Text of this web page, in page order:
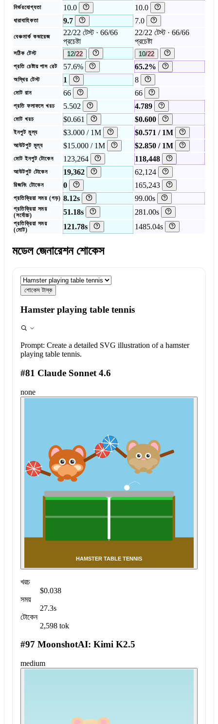
নির্ভরযোগ্যতা 10.0 10.0
ধারাবাহিকতা 9.7 7.0
বেঞ্চমার্ক কভারেজ
22/22 টেস্ট · 66/66
প্রচেষ্টা
22/22 টেস্ট · 66/66
প্রচেষ্টা
সঠিক টেস্ট 12/22 10/22
প্রতি চেষ্টায় পাস রেট 57.6% 65.2%
অস্থির টেস্ট 1 8
মোট রান 66 66
প্রতি ফলাফলে খরচ 5.502 4.789
মোট খরচ $0.661 $0.600
ইনপুট মূল্য $3.000 / 1M $0.571 / 1M
আউটপুট মূল্য $15.000 / 1M $2.850 / 1M
মোট ইনপুট টোকেন 123,264 118,448
আউটপুট টোকেন 19,362 62,124
রিজনিং টোকেন 0 165,243
প্রতিক্রিয়া সময় (গড়) 8.12s 99.00s
প্রতিক্রিয়া সময়
(সর্বোচ্চ)
51.18s 281.00s
প্রতিক্রিয়া সময়
(মোট)
121.78s 1485.04s
মডেল জেনারেশন শোকেস
শোকেস টাস্ক
Hamster playing table tennis
Prompt: Create a detailed SVG illustration of a hamster
playing table tennis.
#81 Claude Sonnet 4.6
none
খরচ
$0.038
সময়
27.3s
টোকেন
2,598 tok
#97 MoonshotAI: Kimi K2.5
medium